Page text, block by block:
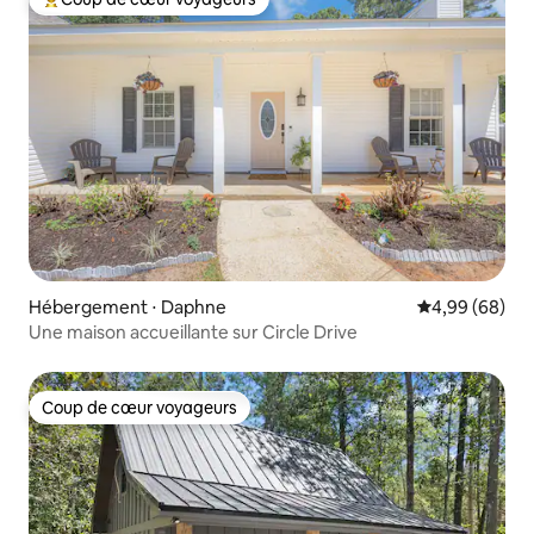
Coups de cœur voyageurs les plus appréciés
Hébergement ⋅ Daphne Évaluation
4,99 (68)
Une maison accueillante sur Circle Drive
Coup de cœur voyageurs
Coup de cœur voyageurs